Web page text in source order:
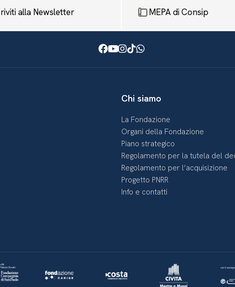
alla Newsletter MEPA di Consip
Facebook
Youtube
Instagram
TikTok
WhatsApp
Chi siamo
La Fondazione
Organi della Fondazione
Piano strategico
Regolamento per la tutela del
Regolamento per l’acquisizione
Progetto PNRR
Info e contatti